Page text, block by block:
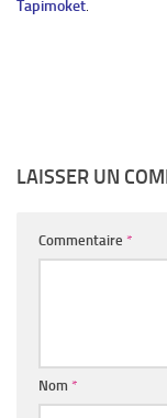
Tapimoket.
LAISSER UN
Commentaire *
Nom *